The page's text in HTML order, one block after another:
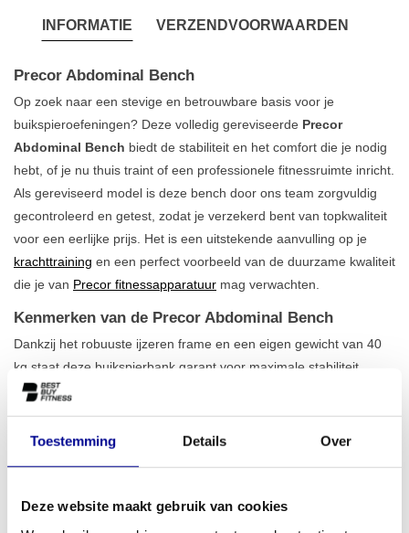
Toestemming Details Over
Deze website maakt gebruik van cookies
INFORMATIE VERZENDVOORWAARDEN
Precor Abdominal Bench
Op zoek naar een stevige en betrouwbare basis voor je
buikspieroefeningen? Deze volledig gereviseerde Precor
Abdominal Bench biedt de stabiliteit en het comfort die je nodig
hebt, of je nu thuis traint of een professionele fitnessruimte inricht.
Als gereviseerd model is deze bench door ons team zorgvuldig
gecontroleerd en getest, zodat je verzekerd bent van topkwaliteit
voor een eerlijke prijs. Het is een uitstekende aanvulling op je
krachttraining en een perfect voorbeeld van de duurzame kwaliteit
die je van Precor fitnessapparatuur mag verwachten.
Kenmerken van de Precor Abdominal Bench
Dankzij het robuuste ijzeren frame en een eigen gewicht van 40
kg staat deze buikspierbank garant voor maximale stabiliteit
tijdens elke training. Met een
sporters van elk niveau. De doordachte constructie zorgt voor een
afmetingen maken het een ideale keuze voor ruimtes waar